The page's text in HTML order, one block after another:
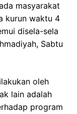
masyarakat
kurun waktu 4
disela-sela
Sabtu
oleh
lain adalah
program